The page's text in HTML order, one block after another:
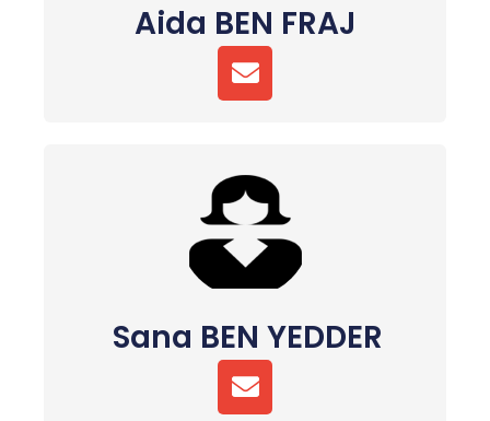
Aida BEN FRAJ
E
N
L
O
P
E
Sana BEN YEDDER
E
N